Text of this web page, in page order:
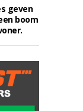
geven
boom